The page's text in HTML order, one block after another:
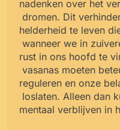
nadenken over het
dromen. Dit
helderheid te leven
wanneer we in
rust in ons hoofd te
vasanas moeten
reguleren en onze
loslaten. Alleen dan
mentaal verblijven in